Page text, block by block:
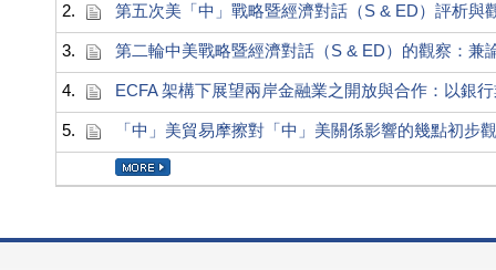
2. 第五次美「中」戰略暨經濟對話（S & ED）評析與
3. 第二輪中美戰略暨經濟對話（S & ED）的觀察：兼
4. ECFA 架構下展望兩岸金融業之開放與合作：以銀
5. 「中」美貿易摩擦對「中」美關係影響的幾點初步